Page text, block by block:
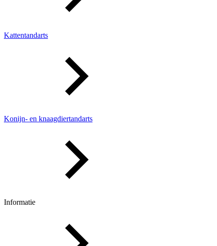
Kattentandarts
Konijn- en knaagdiertandarts
Informatie